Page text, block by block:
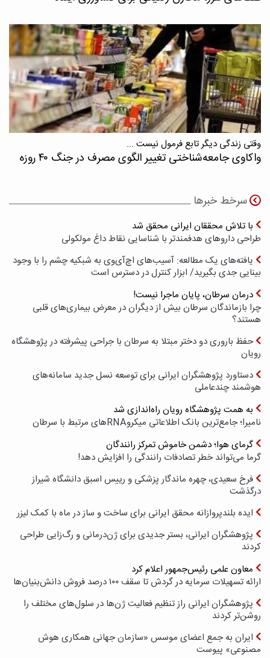
وقتی زندگی دیگر تابع فرمول نیست ...
واکاوی جامعه‌شناختی تغییر الگوی مصرف در جنگ ۴۰ روزه
سرخط خبرها
با تلاش محققان ایرانی محقق شد
طراحی داروهای هدفمندتر با شناسایی نقاط داغ مولکولی
یافته‌های یک مطالعه: آسیب‌های اچ‌آی‌وی به شبکیه چشم را با وجود
بینایی جدی بگیرید/ ابزار کنترل در دسترس است
درمان سرطان، پایان ماجرا نیست!
چرا بازماندگان سرطان بیش از دیگران در معرض بیماری‌های قلبی
هستند؟
حفظ باروری دو دختر مبتلا به سرطان با جراحی پیشرفته در پژوهشگاه
رویان
دستاورد پژوهشگران ایرانی برای توسعه نسل جدید سامانه‌های
هوشمند چندعاملی
به همت پژوهشگاه رویان راه‌اندازی شد
نامیرا؛ جامع‌ترین بانک اطلاعاتی میکروRNAهای مرتبط با سرطان
گرمای هوا؛ دشمن خاموش تمرکز رانندگان
گرما می‌تواند خطر تصادفات رانندگی را افزایش دهد!
فرخ سعیدی، چهره ماندگار پزشکی و رییس اسبق دانشگاه شیراز
درگذشت
ایده بلندپروازانه محقق ایرانی برای ساخت و ساز در ماه با کمک لیزر
پژوهشگران ایرانی، بستر جدیدی برای ژن‌درمانی و رگ‌زایی طراحی
کردند
معاون علمی رئیس‌جمهور اعلام کرد
ارائه تسهیلات سرمایه در گردش تا سقف ۱۰۰ درصد فروش دانش‌بنیان‌ها
پژوهشگران ایرانی راز تنظیم فعالیت ژن‌ها در سلول‌های مختلف را
روشن‌تر کردند
ایران به جمع اعضای موسس «سازمان جهانی همکاری هوش
مصنوعی» پیوست